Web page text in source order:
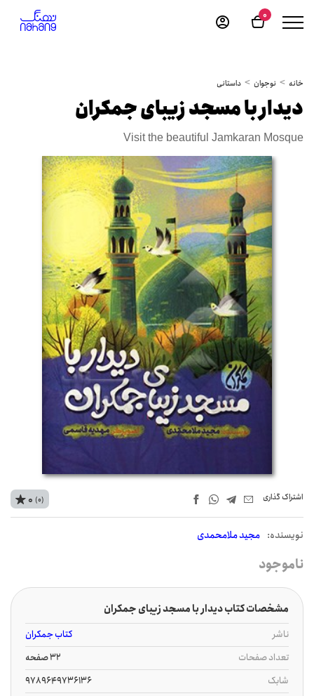
0
خانه نوجوان داستانی
دیدار با مسجد زیبای جمکران
Visit the beautiful Jamkaran Mosque
اشتراک‌ گذاری
نويسنده: مجید ملامحمدی
0 (0)
ناموجود
مشخصات کتاب دیدار با مسجد زیبای جمکران
ناشر
کتاب جمکران
تعداد صفحات
32 صفحه
شابک
9789649736136